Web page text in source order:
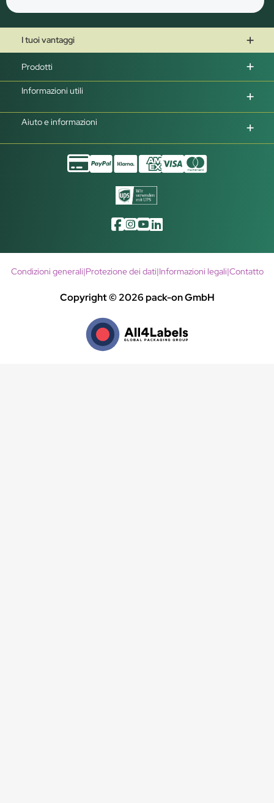
I tuoi vantaggi
Prodotti
Informazioni utili
Aiuto e informazioni
Copyright © 2026 pack-on GmbH
Condizioni generali|Protezione dei dati|Informazioni legali|Contatto